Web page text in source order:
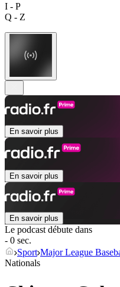
I - P
Q - Z
En savoir plus
En savoir plus
En savoir plus
Le podcast débute dans
- 0 sec.
Sport Major League
Nationals